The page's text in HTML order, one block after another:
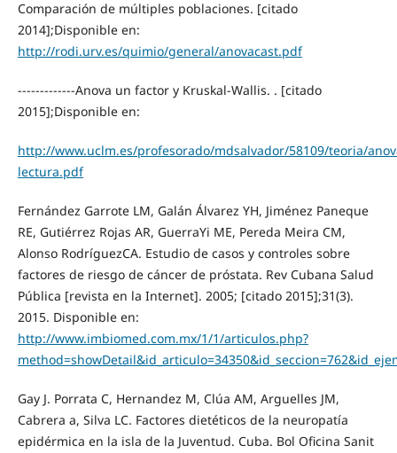
Comparación de múltiples poblaciones. [citado
2014];Disponible en:
http://rodi.urv.es/quimio/general/anovacast.pdf
-------------Anova un factor y Kruskal-Wallis. . [citado
2015];Disponible en:
http://www.uclm.es/profesorado/mdsalvador/58109/teoria/
lectura.pdf
Fernández Garrote LM, Galán Álvarez YH, Jiménez Paneque
RE, Gutiérrez Rojas AR, GuerraYi ME, Pereda Meira CM,
Alonso RodríguezCA. Estudio de casos y controles sobre
factores de riesgo de cáncer de próstata. Rev Cubana Salud
Pública [revista en la Internet]. 2005; [citado 2015];31(3).
2015. Disponible en:
http://www.imbiomed.com.mx/1/1/articulos.php?
Gay J. Porrata C, Hernandez M, Clúa AM, Arguelles JM,
Cabrera a, Silva LC. Factores dietéticos de la neuropatía
epidérmica en la isla de la Juventud. Cuba. Bol Oficina Sanit